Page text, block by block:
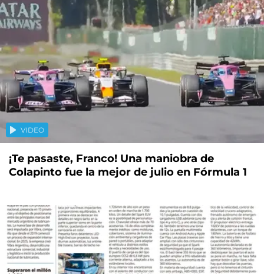
VIDEO
¡Te pasaste, Franco! Una maniobra de
Colapinto fue la mejor de julio en Fórmula 1